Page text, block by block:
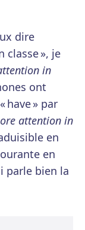
dire
classe », je
in
ont
have » par
attention in
en
en
parle bien la